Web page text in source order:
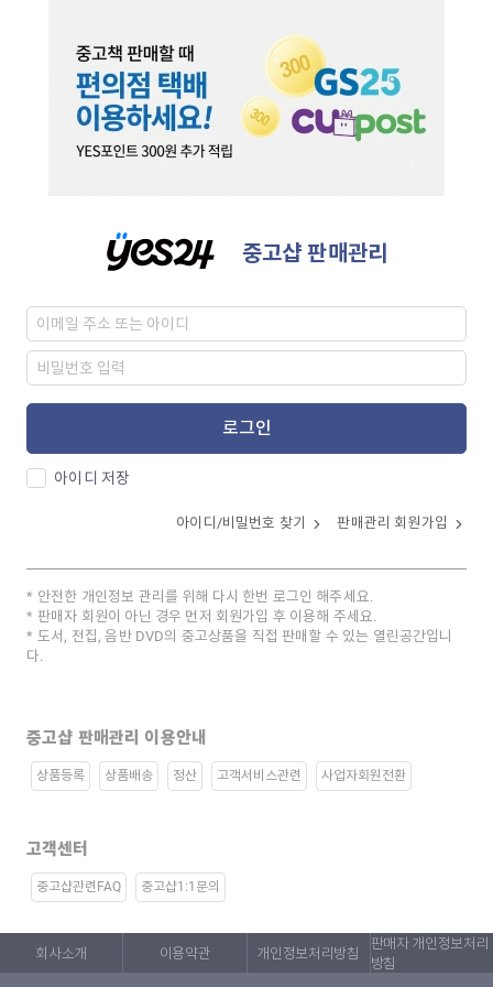
중고샵 판매관리
로그인
아이디 저장
아이디/비밀번호 찾기 판매관리 회원가입
안전한 개인정보 관리를 위해 다시 한번 로그인 해주세요.
판매자 회원이 아닌 경우 먼저 회원가입 후 이용해 주세요.
도서, 전집, 음반 DVD의 중고상품을 직접 판매할 수 있는 열린공간입니
다.
중고샵 판매관리 이용안내
상품등록 상품배송 정산 고객서비스관련 사업자회원전환
고객센터
중고샵관련FAQ 중고샵1:1문의
회사소개 이용약관 개인정보처리방침
판매자 개인정보처리
방침